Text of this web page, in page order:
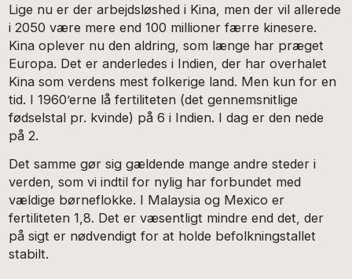
Lige nu er der arbejdsløshed i Kina, men der vil allerede
i 2050 være mere end 100 millioner færre kinesere.
Kina oplever nu den aldring, som længe har præget
Europa. Det er anderledes i Indien, der har overhalet
Kina som verdens mest folkerige land. Men kun for en
tid. I 1960’erne lå fertiliteten (det gennemsnitlige
fødselstal pr. kvinde) på 6 i Indien. I dag er den nede
på 2.
Det samme gør sig gældende mange andre steder i
verden, som vi indtil for nylig har forbundet med
vældige børneflokke. I Malaysia og Mexico er
fertiliteten 1,8. Det er væsentligt mindre end det, der
på sigt er nødvendigt for at holde befolkningstallet
stabilt.